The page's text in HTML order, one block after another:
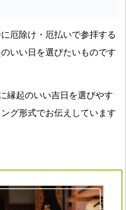
厄除け・厄払いで参拝する
いい日を選びたいものです
縁起のいい吉日を選びやす
グ形式でお伝えしています